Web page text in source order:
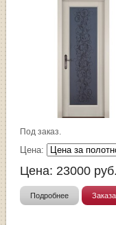
Под заказ.
Цена:
Цена: 23000 руб.
Подробнее